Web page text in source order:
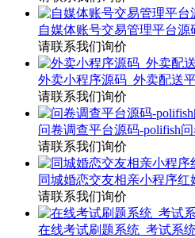
自媒体账号交易管理平台
请联系我们询价
外卖小程序源码_外卖配送
请联系我们询价
问卷调查平台源码-polifish
请联系我们询价
同城婚恋交友相亲小程序
请联系我们询价
在线考试刷题系统_考试系